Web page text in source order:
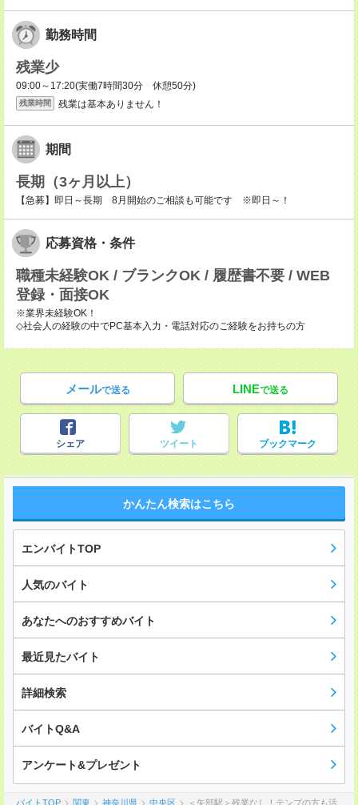
勤務時間
残業少
09:00～17:20(実働7時間30分 休憩50分)
残業時間 残業は基本ありません！
期間
長期（3ヶ月以上）
【急募】即日～長期 8月開始のご相談も可能です ※即日～！
応募資格・条件
職種未経験OK / ブランクOK / 履歴書不要 / WEB
登録・面接OK
※業界未経験OK！
◇社会人の経験の中でPC基本入力・電話対応のご経験をお持ちの方
メールで送る LINEで送る
シェア ツイート ブックマーク
かんたん検索はこちら
エンバイトTOP
人気のバイト
あなたへのおすすめバイト
最近見たバイト
詳細検索
バイトQ&A
アンケート&プレゼント
バイトTOP 関東 神奈川県 中央区 ＜矢部駅＞残業なし！テンプの方も活